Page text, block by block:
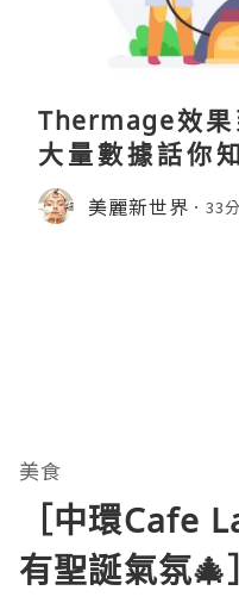
Thermage效
大量數據話你
作！
美麗新世界 33
美食
［中環Cafe
有聖誕氣氛🎄］